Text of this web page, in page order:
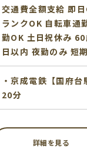
交通費全額支給 即
ランクOK 自転車通
勤OK 土日祝休み
日以内 夜勤のみ 短
・京成電鉄【国府
20分
詳細を見る